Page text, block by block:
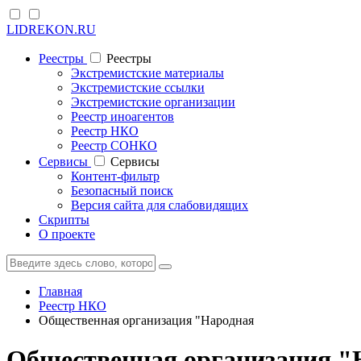
LIDREKON.RU
Реестры
Реестры
Экстремистские материалы
Экстремистские ссылки
Экстремистские организации
Реестр иноагентов
Реестр НКО
Реестр СОНКО
Cервисы
Cервисы
Контент-фильтр
Безопасный поиск
Версия сайта для слабовидящих
Скрипты
О проекте
Главная
Реестр НКО
Общественная организация "Народная